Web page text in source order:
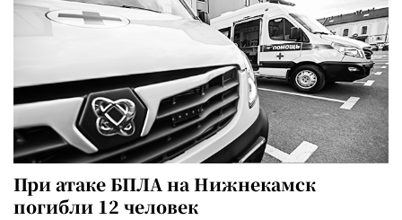
При атаке БПЛА на Нижнекамск
погибли 12 человек